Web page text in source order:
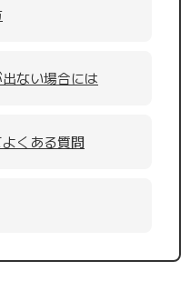
ない場合には
くある質問